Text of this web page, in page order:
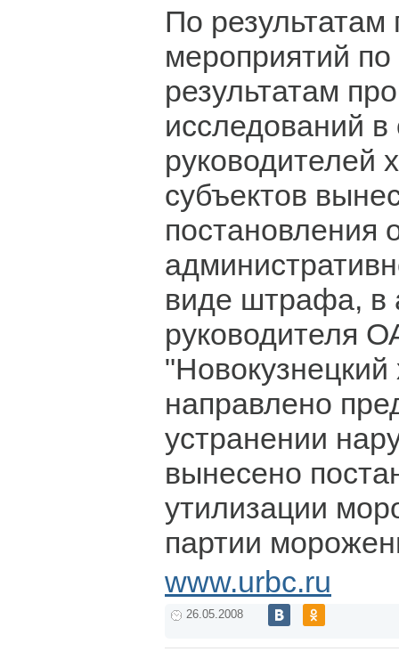
По результатам
мероприятий
результатам
исследований
руководителей
субъектов
постановления
виде штрафа, в
руководителя
направлено
устранении
вынесено
утилизации
партии
www.urbc.ru
26.05.2008